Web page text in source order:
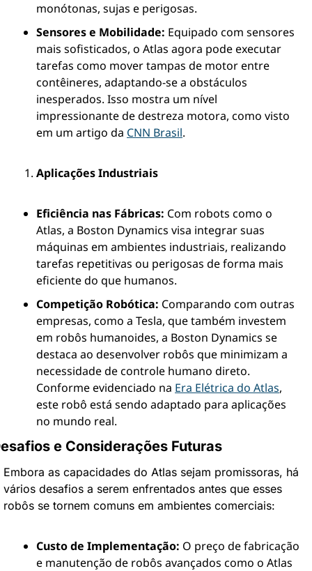
monótonas, sujas e perigosas.
Sensores e Mobilidade: Equipado com sensores
mais sofisticados, o Atlas agora pode executar
tarefas como mover tampas de motor entre
contêineres, adaptando-se a obstáculos
inesperados. Isso mostra um nível
impressionante de destreza motora, como visto
em um artigo da CNN Brasil.
Aplicações Industriais
Eficiência nas Fábricas: Com robots como o
Atlas, a Boston Dynamics visa integrar suas
máquinas em ambientes industriais, realizando
tarefas repetitivas ou perigosas de forma mais
eficiente do que humanos.
Competição Robótica: Comparando com outras
empresas, como a Tesla, que também investem
em robôs humanoides, a Boston Dynamics se
destaca ao desenvolver robôs que minimizam a
necessidade de controle humano direto.
Conforme evidenciado na Era Elétrica do Atlas,
este robô está sendo adaptado para aplicações
no mundo real.
e Considerações Futuras
Embora as capacidades do Atlas sejam promissoras, há
vários desafios a serem enfrentados antes que esses
robôs se tornem comuns em ambientes comerciais:
Custo de Implementação: O preço de fabricação
e manutenção de robôs avançados como o Atlas